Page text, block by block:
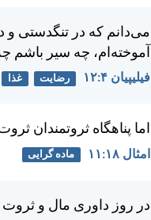
می‌دانم كه در تنگدستی و
آموخته‌ام، چه سير باشم
فيليپیان ۴:‏۱۲ رضایت غذا
اما پناهگاه ثروتمندان
امثال ۱۸:‏۱۱ ماده گرایی
در روز داوری مال و ثروت